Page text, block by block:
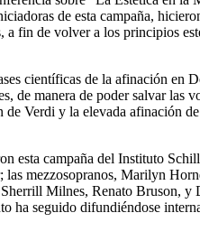
de esta campaña,
fin de volver a los principios
científicas de la afinación en
de manera de poder salvar las
Verdi y la elevada afinación
campaña del Instituto
mezzosopranos, Marilyn
Milnes, Renato Bruson,
seguido difundiéndose